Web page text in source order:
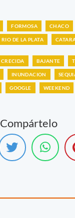
FORMOSA CHACO
RIO DE LA PLATA
CRECIDA BAJANTE
INUNDACION
GOOGLE WEEKEND
Compártelo